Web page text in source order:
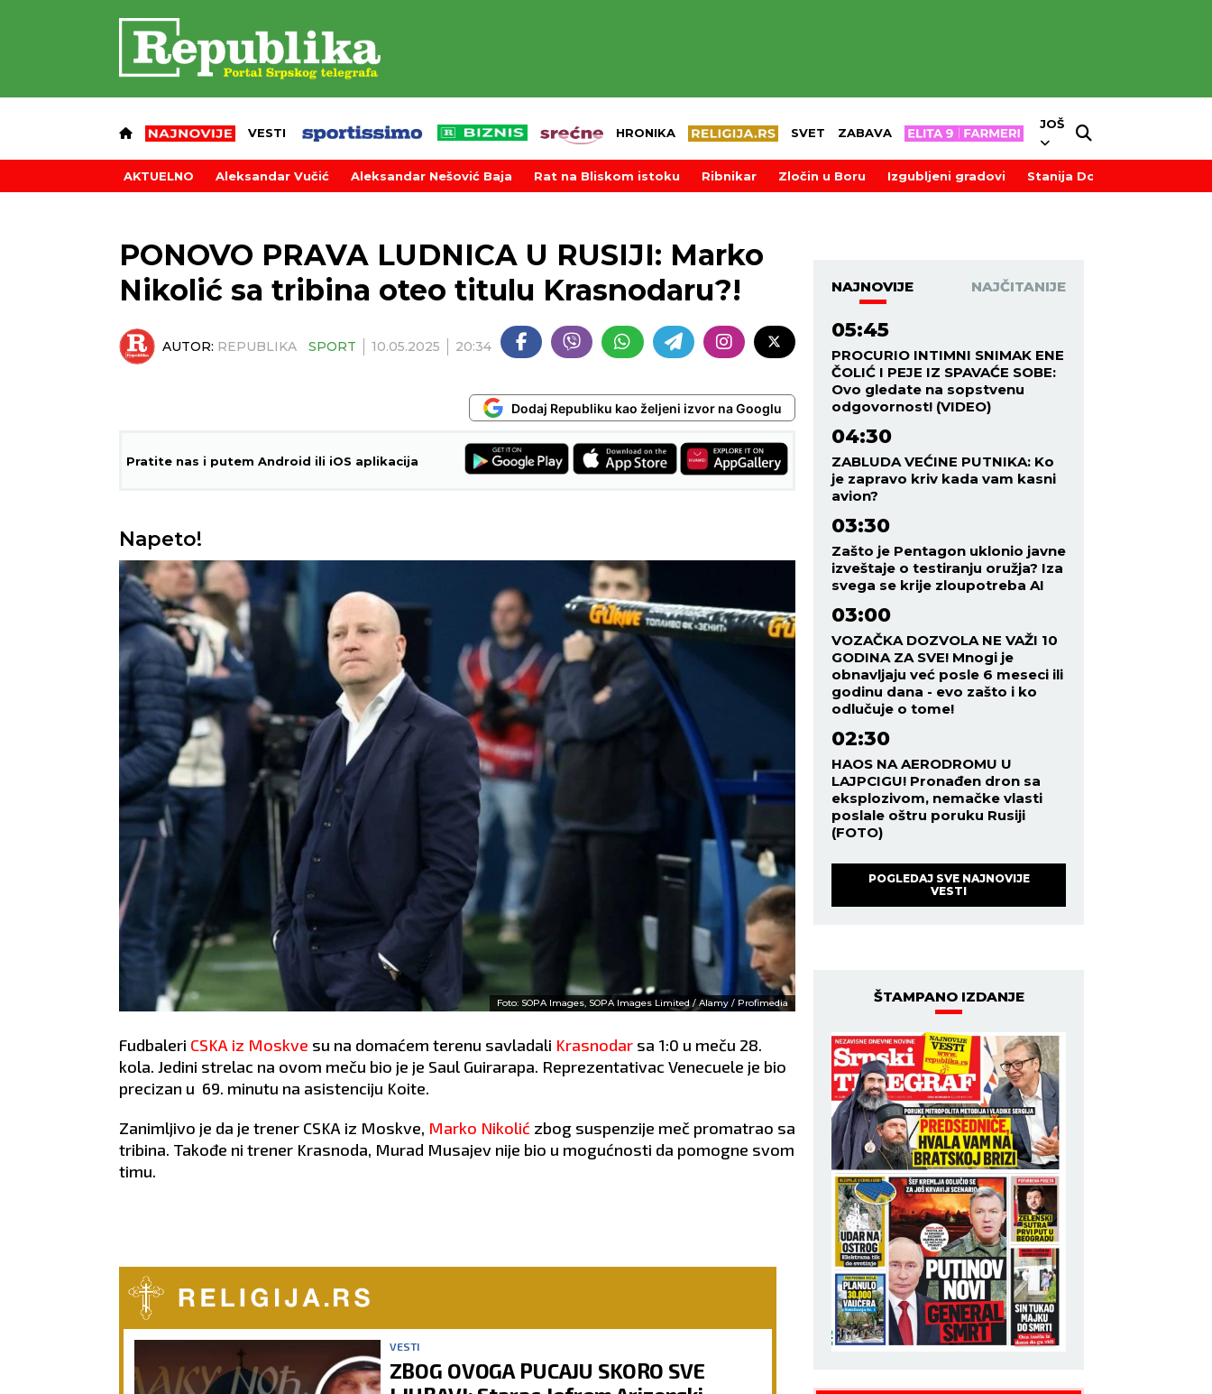
VESTI HRONIKA SVET ZABAVA
JOŠ
AKTUELNO Aleksandar Vučić Aleksandar Nešović Baja Rat na Bliskom istoku Ribnikar Zločin u Boru Izgubljeni gradovi Stanija Dobrojević
PONOVO PRAVA LUDNICA U RUSIJI: Marko
Nikolić sa tribina oteo titulu Krasnodaru?!
AUTOR: REPUBLIKA SPORT 10.05.2025 20:34
Dodaj Republiku kao željeni izvor na Googlu
Pratite nas i putem Android ili iOS aplikacija
Napeto!
Foto: SOPA Images, SOPA Images Limited / Alamy / Profimedia
Fudbaleri CSKA iz Moskve su na domaćem terenu savladali Krasnodar sa 1:0 u meču 28.
kola. Jedini strelac na ovom meču bio je je Saul Guirarapa. Reprezentativac Venecuele je bio
precizan u 69. minutu na asistenciju Koite.
Zanimljivo je da je trener CSKA iz Moskve, Marko Nikolić zbog suspenzije meč promatrao sa
tribina. Takođe ni trener Krasnoda, Murad Musajev nije bio u mogućnosti da pomogne svom
timu.
VESTI
ZBOG OVOGA PUCAJU SKORO SVE
NAJNOVIJE NAJČITANIJE
05:45
PROCURIO INTIMNI SNIMAK ENE
ČOLIĆ I PEJE IZ SPAVAĆE SOBE:
Ovo gledate na sopstvenu
odgovornost! (VIDEO)
04:30
ZABLUDA VEĆINE PUTNIKA: Ko
je zapravo kriv kada vam kasni
avion?
03:30
Zašto je Pentagon uklonio javne
izveštaje o testiranju oružja? Iza
svega se krije zloupotreba AI
03:00
VOZAČKA DOZVOLA NE VAŽI 10
GODINA ZA SVE! Mnogi je
obnavljaju već posle 6 meseci ili
godinu dana - evo zašto i ko
odlučuje o tome!
02:30
HAOS NA AERODROMU U
LAJPCIGU! Pronađen dron sa
eksplozivom, nemačke vlasti
poslale oštru poruku Rusiji
(FOTO)
POGLEDAJ SVE NAJNOVIJE
VESTI
ŠTAMPANO IZDANJE